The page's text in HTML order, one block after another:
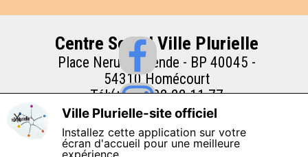
Centre Social Ville Plurielle
Place Neruda Allende - BP 40045 -
54310 Homécourt
Tél:(+33)3 82 22 11 77
Mentions Légales
Ville Plurielle-site officiel
Installez cette application sur votre
écran d'accueil pour une meilleure
expérience
X